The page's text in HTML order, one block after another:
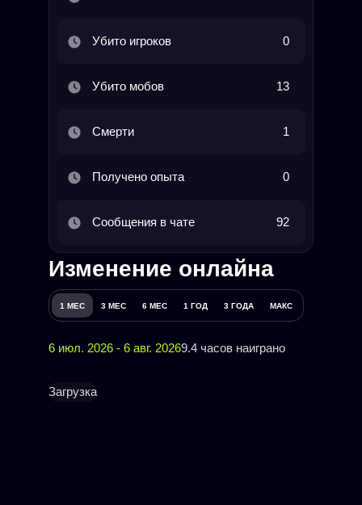
Убито игроков 0
Убито мобов 13
Смерти 1
Получено опыта 0
Сообщения в чате 92
Изменение онлайна
1 МЕС 3 МЕС 6 МЕС 1 ГОД 3 ГОДА МАКС
6 июл. 2026 - 6 авг. 20269.4 часов наиграно
Загрузка